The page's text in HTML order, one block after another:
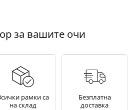
за вашите очи
рамки са
на склад
Безплатна
доставка